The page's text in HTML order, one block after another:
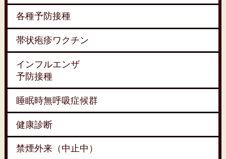
各種予防接種
帯状疱疹ワクチン
インフルエンザ
予防接種
睡眠時無呼吸症候群
健康診断
禁煙外来（中止中）